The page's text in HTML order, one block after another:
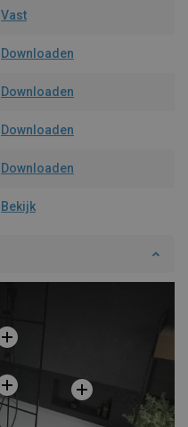
Vast
Downloaden
Downloaden
Downloaden
Downloaden
Bekijk